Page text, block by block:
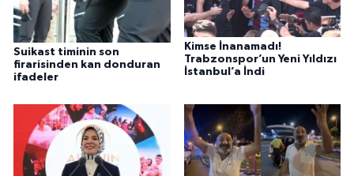
Suikast timinin son
firarisinden kan donduran
ifadeler
Kimse İnanamadı!
Trabzonspor’un Yeni Yıldızı
İstanbul’a İndi